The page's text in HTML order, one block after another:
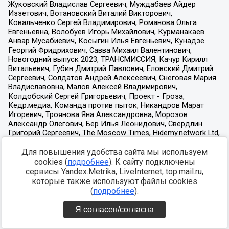
Для повышения удобства сайта мы используем
cookies (подробнее). К сайту подключены
сервисы Yandex.Metrika, LiveInternet, top.mail.ru,
которые также используют файлы cookies
(подробнее).
Я согласен/согласна